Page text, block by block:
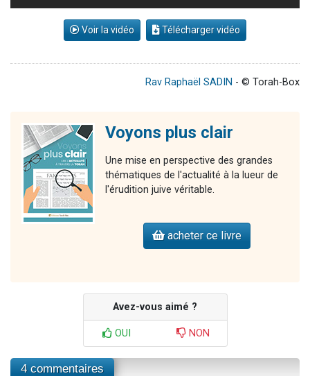
Voir la vidéo Télécharger vidéo
Rav Raphaël SADIN - © Torah-Box
Voyons plus clair
Une mise en perspective des grandes
thématiques de l'actualité à la lueur de
l'érudition juive véritable.
acheter ce livre
Avez-vous aimé ?
OUI NON
4 commentaires